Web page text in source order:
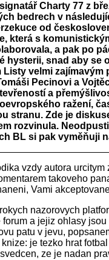
signatář Charty 77 z
bedrech v
od
která s
a pak po
hysterii, snad aby se
velmi zajímavým
Pecinovi a
a
ražení,
stranu. Zde je
rozvinula.
BL si pak vyměňuji
vzdy autora
takoveho
Vami
nazorovych
forum a jejiz ohlasy
patu v jevu,
je tezko hrat
ze je nadan